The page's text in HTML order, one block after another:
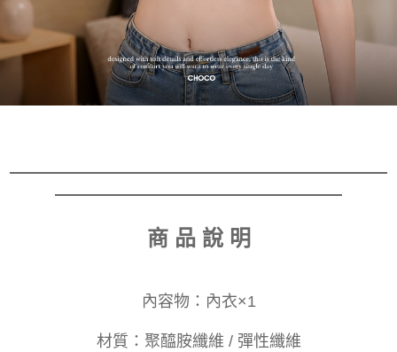
商 品 說 明
內容物： 內衣×1
材質： 聚醯胺纖維 / 彈性纖維